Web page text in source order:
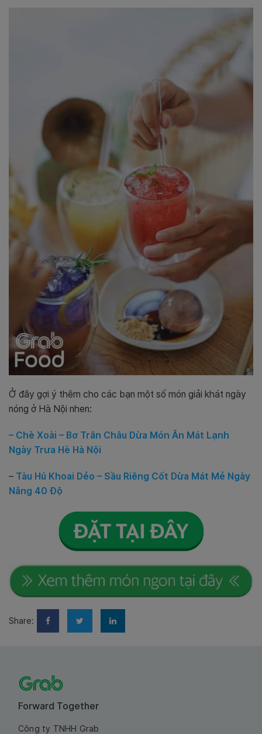
Ở đây gợi ý thêm cho các bạn một số món giải khát ngày
nóng ở Hà Nội nhen:
– Chè Xoài – Bơ Trân Châu Dừa Món Ăn Mát Lạnh
Ngày Trưa Hè Hà Nội
– Tàu Hủ Khoai Dẻo – Sầu Riêng Cốt Dừa Mát Mẻ Ngày
Nắng 40 Độ
Share:
Forward Together
Công ty TNHH Grab